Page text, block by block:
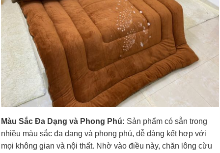
Màu Sắc Đa Dạng và Phong Phú: Sản phẩm có sẵn trong
nhiều màu sắc đa dạng và phong phú, dễ dàng kết hợp với
mọi không gian và nội thất. Nhờ vào điều này, chăn lông cừu